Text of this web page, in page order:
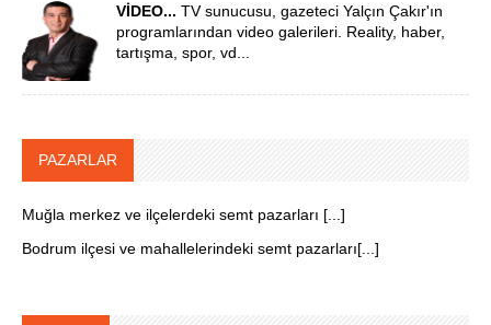
VİDEO... TV sunucusu, gazeteci Yalçın Çakır'ın
programlarından video galerileri. Reality, haber,
tartışma, spor, vd...
PAZARLAR
Muğla merkez ve ilçelerdeki semt pazarları [...]
Bodrum ilçesi ve mahallelerindeki semt pazarları[...]